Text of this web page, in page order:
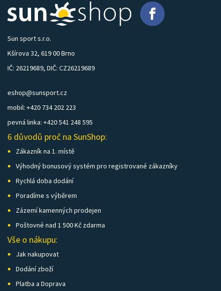
Sun sport s.r.o.
Kšírova 32, 619 00 Brno
IČ: 26219689, DIČ: CZ26219689
eshop@sunsport.cz
mobil: +420 734 202 223
pevná linka: +420 541 248 595
6 důvodů proč na SunShop:
Zákazník na 1. místě
Výhodný bonusový systém pro registrované zákazníky
Rychlá doba dodání
Poradíme s výběrem
Zázemí kamenných prodejen
Poštovné nad 1 500 Kč zdarma
Vše o nákupu:
Jak nakupovat
Dodání zboží
Platba a Doprava